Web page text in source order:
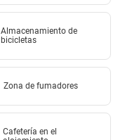
Almacenamiento de
bicicletas
Zona de fumadores
Cafetería en el